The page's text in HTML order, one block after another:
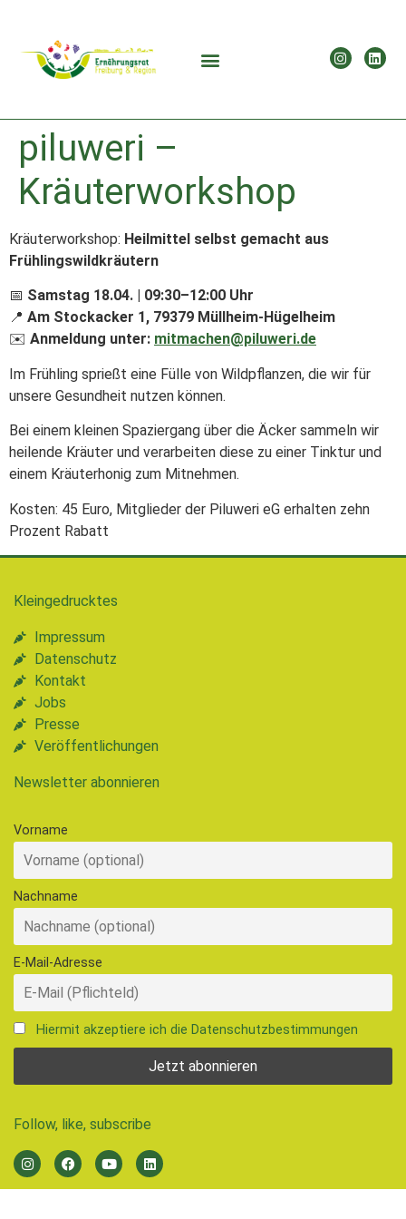
piluweri –
Kräuterworkshop
Kräuterworkshop: Heilmittel selbst gemacht aus
Frühlingswildkräutern
📅 Samstag 18.04. | 09:30–12:00 Uhr
📍 Am Stockacker 1, 79379 Müllheim-Hügelheim
✉️ Anmeldung unter: mitmachen@piluweri.de
Im Frühling sprießt eine Fülle von Wildpflanzen, die wir für
unsere Gesundheit nutzen können.
Bei einem kleinen Spaziergang über die Äcker sammeln wir
heilende Kräuter und verarbeiten diese zu einer Tinktur und
einem Kräuterhonig zum Mitnehmen.
Kosten: 45 Euro, Mitglieder der Piluweri eG erhalten zehn
Prozent Rabatt
Kleingedrucktes
Impressum
Datenschutz
Kontakt
Jobs
Presse
Veröffentlichungen
Newsletter abonnieren
Vorname
Nachname
E-Mail-Adresse
Hiermit akzeptiere ich die Datenschutzbestimmungen
Follow, like, subscribe